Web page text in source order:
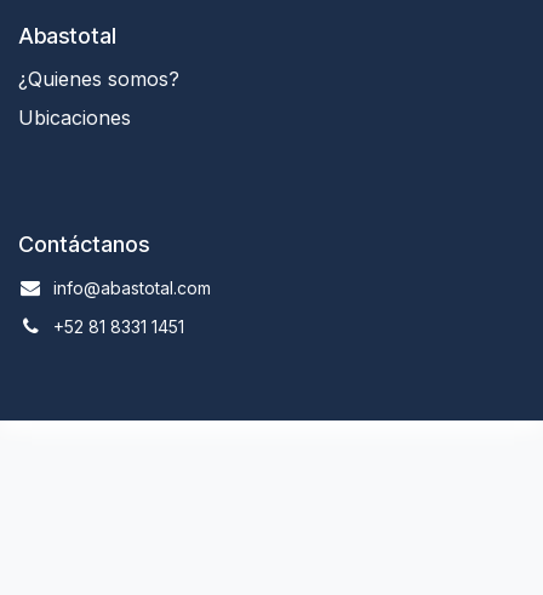
Abastotal
¿Quienes somos?
Ubicaciones
Contáctanos
info@abastotal.com
+52 81 8331 1451